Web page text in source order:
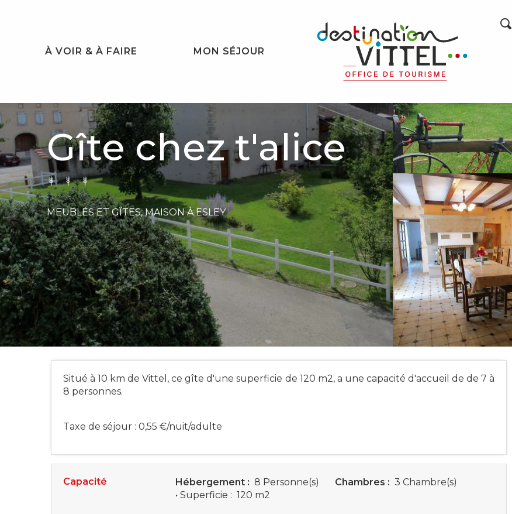
Recherche
À VOIR & À FAIRE MON SÉJOUR
Gîte chez t'alice
MEUBLÉS ET GÎTES,MAISON À ESLEY
Situé à 10 km de Vittel, ce gîte d'une superficie de 120 m2, a une capacité d'accueil de de 7 à
8 personnes.
Taxe de séjour : 0,55 €/nuit/adulte
Capacité Hébergement : 8 Personne(s)
• Superficie : 120 m2
Chambres : 3 Chambre(s)